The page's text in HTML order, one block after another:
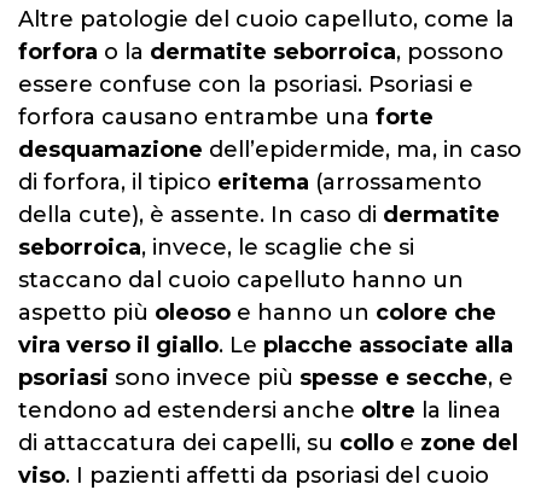
Altre patologie del cuoio capelluto, come la
forfora o la dermatite seborroica, possono
essere confuse con la psoriasi. Psoriasi e
forfora causano entrambe una forte
desquamazione dell’epidermide, ma, in caso
di forfora, il tipico eritema (arrossamento
della cute), è assente. In caso di dermatite
seborroica, invece, le scaglie che si
staccano dal cuoio capelluto hanno un
aspetto più oleoso e hanno un colore che
vira verso il giallo. Le placche associate alla
psoriasi sono invece più spesse e secche, e
tendono ad estendersi anche oltre la linea
di attaccatura dei capelli, su collo e zone del
viso. I pazienti affetti da psoriasi del cuoio